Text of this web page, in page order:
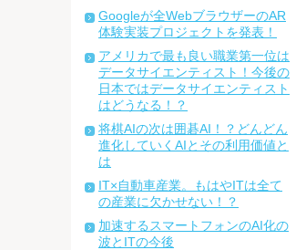
Googleが全WebブラウザーのAR
体験実装プロジェクトを発表！
アメリカで最も良い職業第一位は
データサイエンティスト！今後の
日本ではデータサイエンティスト
はどうなる！？
将棋AIの次は囲碁AI！？どんどん
進化していくAIとその利用価値と
は
IT×自動車産業。もはやITは全て
の産業に欠かせない！？
加速するスマートフォンのAI化の
波とITの今後